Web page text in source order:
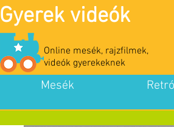
Gyerek videók
Online mesék, rajzfilmek,
videók gyerekeknek
Mesék